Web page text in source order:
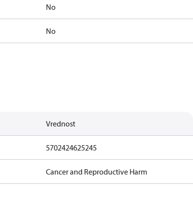
No
No
Vrednost
5702424625245
Cancer and Reproductive Harm